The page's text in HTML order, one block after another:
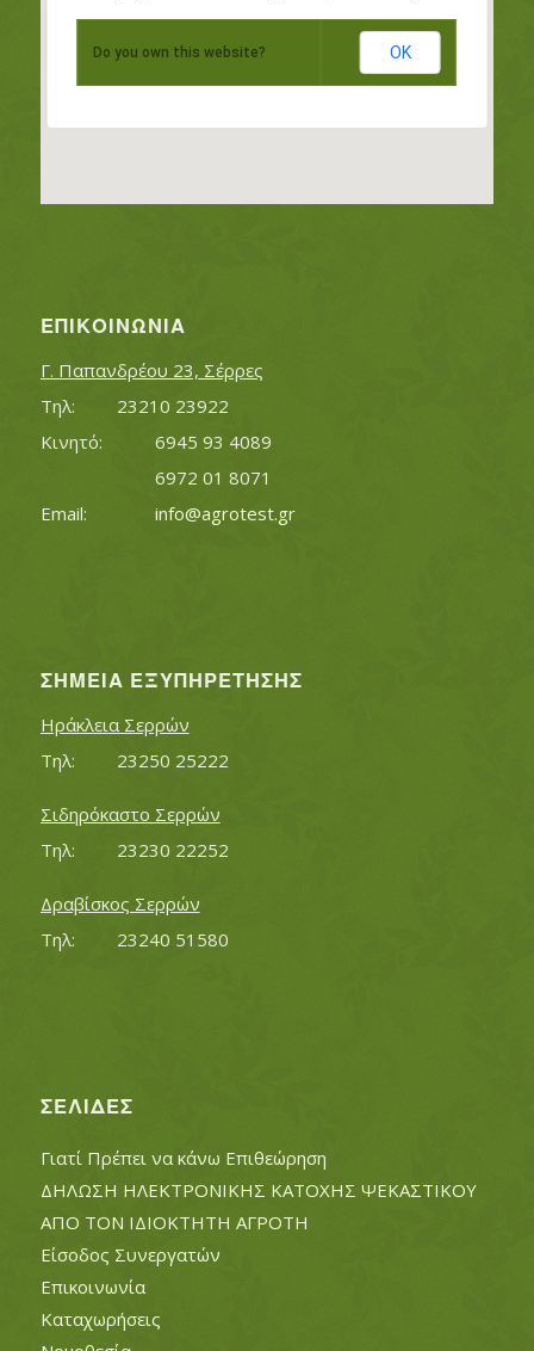
Do you own this website? OK
ΕΠΙΚΟΙΝΩΝΊΑ
Γ. Παπανδρέου 23, Σέρρες
Τηλ:		23210 23922
Κινητό:		6945 93 4089
			6972 01 8071
info@agrotest.gr
ΣΗΜΕΊΑ ΕΞΥΠΗΡΈΤΗΣΗΣ
Ηράκλεια Σερρών
Τηλ:		23250 25222
Σιδηρόκαστο Σερρών
Τηλ:		23230 22252
Δραβίσκος Σερρών
Τηλ:		23240 51580
ΣΕΛΊΔΕΣ
Γιατί Πρέπει να κάνω Επιθεώρηση
ΔΗΛΩΣΗ ΗΛΕΚΤΡΟΝΙΚΗΣ ΚΑΤΟΧΗΣ ΨΕΚΑΣΤΙΚΟΥ
ΑΠΟ ΤΟΝ ΙΔΙΟΚΤΗΤΗ ΑΓΡΟΤΗ
Είσοδος Συνεργατών
Επικοινωνία
Καταχωρήσεις